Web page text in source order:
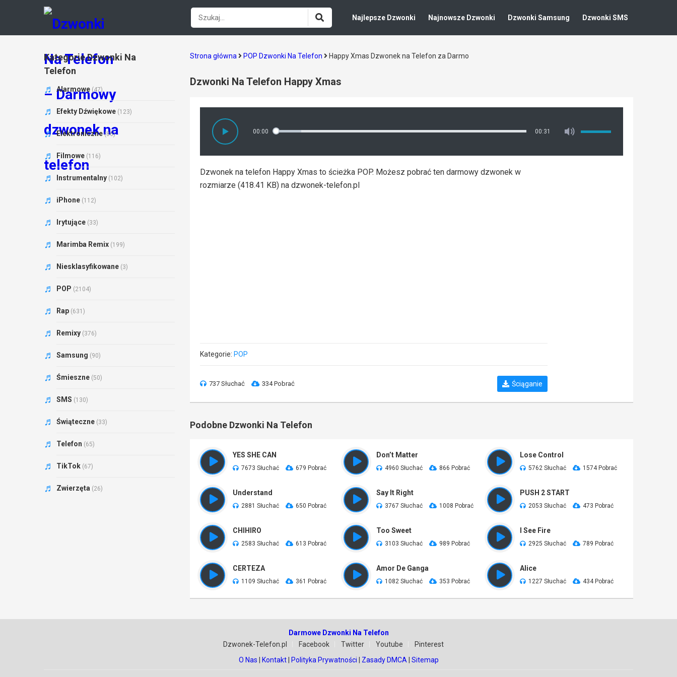
Najlepsze Dzwonki Najnowsze Dzwonki Dzwonki Samsung Dzwonki SMS
Strona główna POP Dzwonki Na Telefon Happy Xmas Dzwonek na Telefon za Darmo
Dzwonki Na Telefon Happy Xmas
00:00 00:31
Dzwonek na telefon Happy Xmas to ścieżka POP. Możesz pobrać ten darmowy dzwonek w
rozmiarze (418.41 KB) na dzwonek-telefon.pl
Kategorie: POP
737 Słuchać 334 Pobrać Ściąganie
Podobne Dzwonki Na Telefon
YES SHE CAN
7673 Słuchać 679 Pobrać
Don’t Matter
4960 Słuchać 866 Pobrać
Lose Control
5762 Słuchać 1574 Pobrać
Understand
2881 Słuchać 650 Pobrać
Say It Right
3767 Słuchać 1008 Pobrać
PUSH 2 START
2053 Słuchać 473 Pobrać
CHIHIRO
2583 Słuchać 613 Pobrać
Too Sweet
3103 Słuchać 989 Pobrać
I See Fire
2925 Słuchać 789 Pobrać
CERTEZA
1109 Słuchać 361 Pobrać
Amor De Ganga
1082 Słuchać 353 Pobrać
Alice
1227 Słuchać 434 Pobrać
Kategorie Dzwonki Na
Telefon
Alarmowe (47)
Efekty Dźwiękowe (123)
Elektroniczne (86)
Filmowe (116)
Instrumentalny (102)
iPhone (112)
Irytujące (33)
Marimba Remix (199)
Niesklasyfikowane (3)
POP (2104)
Rap (631)
Remixy (376)
Samsung (90)
Śmieszne (50)
SMS (130)
Świąteczne (33)
Telefon (65)
TikTok (67)
Zwierzęta (26)
Darmowe Dzwonki Na Telefon
Dzwonek-Telefon.pl
Facebook Twitter Youtube
Pinterest
O Nas
Kontakt| Polityka Prywatności Zasady DMCA Sitemap